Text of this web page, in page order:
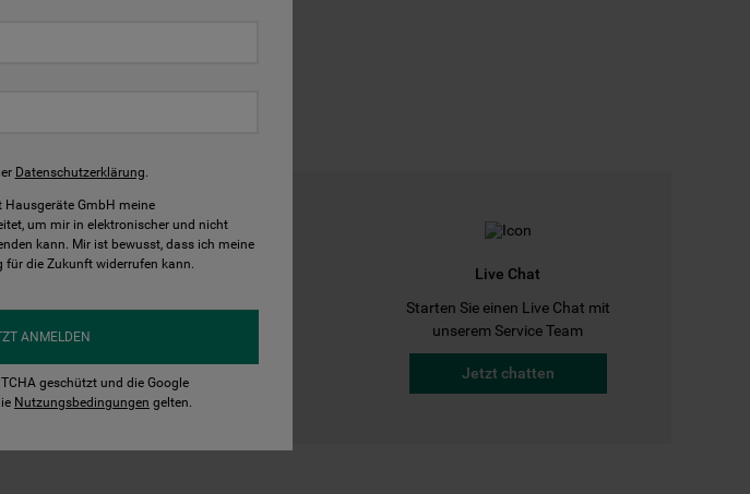
Jetzt anrufen
Live Chat
Starten Sie einen Live Chat mit
unserem Service Team
Jetzt chatten
Datenschutzerklärung.
Hausgeräte GmbH meine
um mir in elektronischer und nicht
kann. Mir ist bewusst, dass ich meine
die Zukunft widerrufen kann.
ANMELDEN
geschützt und die Google
Nutzungsbedingungen gelten.